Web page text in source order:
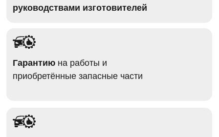
руководствами изготовителей
Гарантию на работы и
приобретённые запасные части